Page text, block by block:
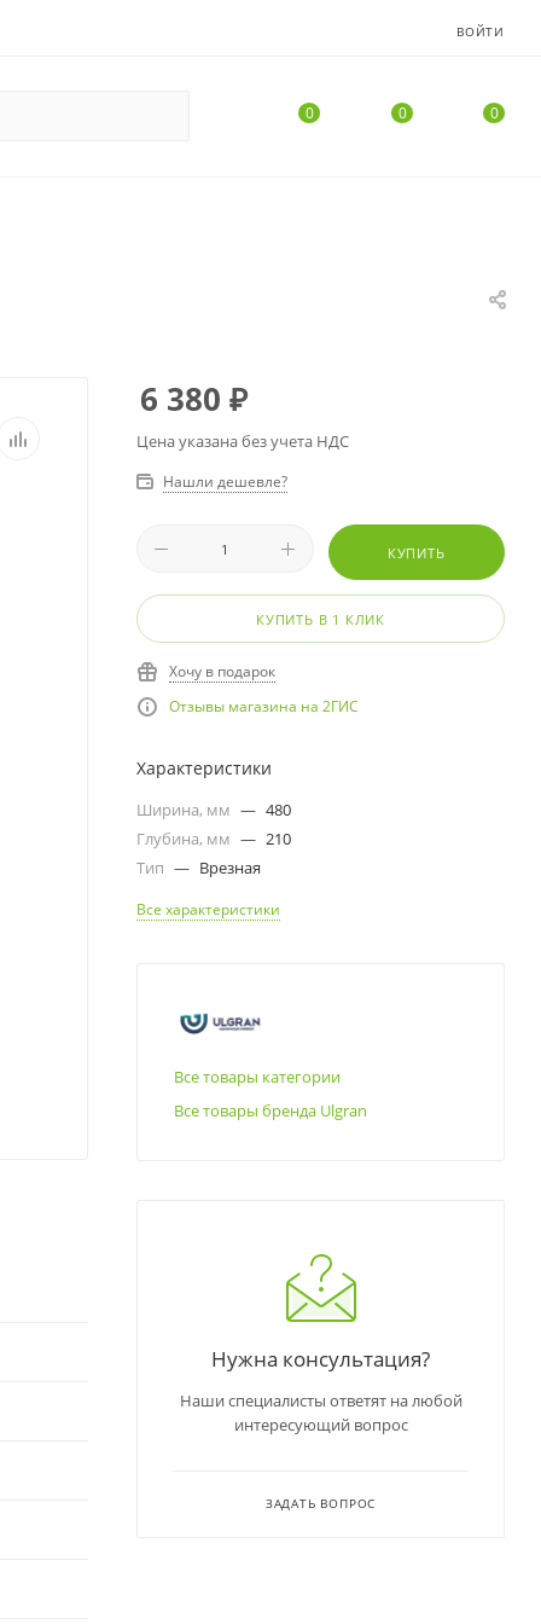
ВОЙТИ
0 0 0
6 380 ₽
Цена указана без учета НДС
Нашли дешевле?
КУПИТЬ
КУПИТЬ В 1 КЛИК
Хочу в подарок
Отзывы магазина на 2ГИС
Характеристики
Ширина, мм — 480
Глубина, мм — 210
Тип — Врезная
Все характеристики
Все товары категории
Все товары бренда Ulgran
Нужна консультация?
Наши специалисты ответят на любой
интересующий вопрос
ЗАДАТЬ ВОПРОС